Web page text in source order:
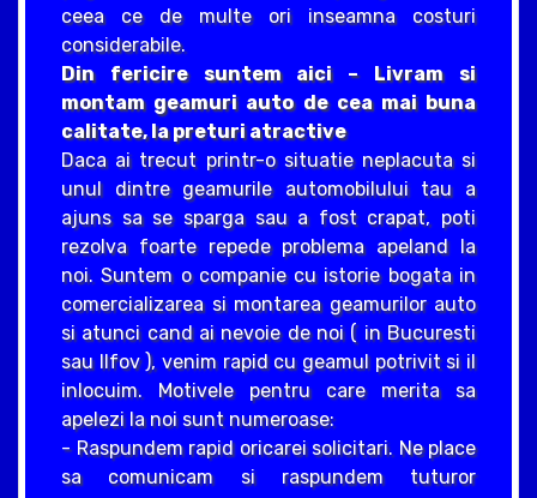
ceea ce de multe ori inseamna costuri
considerabile.
Din fericire suntem aici – Livram si
montam geamuri auto de cea mai buna
calitate, la preturi atractive
Daca ai trecut printr-o situatie neplacuta si
unul dintre geamurile automobilului tau a
ajuns sa se sparga sau a fost crapat, poti
rezolva foarte repede problema apeland la
noi. Suntem o companie cu istorie bogata in
comercializarea si montarea geamurilor auto
si atunci cand ai nevoie de noi ( in Bucuresti
sau Ilfov ), venim rapid cu geamul potrivit si il
inlocuim. Motivele pentru care merita sa
apelezi la noi sunt numeroase:
- Raspundem rapid oricarei solicitari. Ne place
sa comunicam si raspundem tuturor